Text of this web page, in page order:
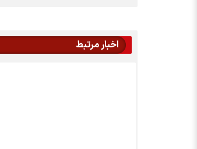
اخبار مرتبط